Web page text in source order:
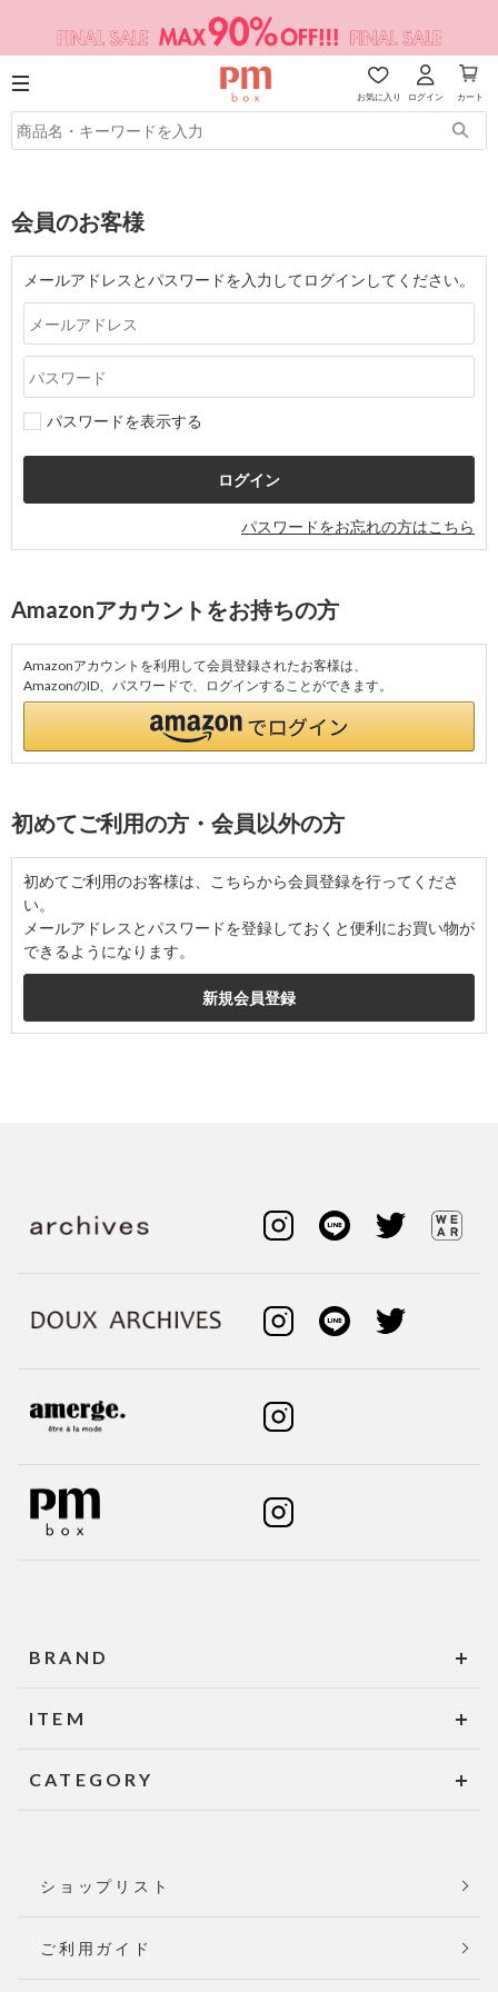
お気に入り ログイン カート
会員のお客様
メールアドレスとパスワードを入力してログインしてください。
パスワードを表示する
パスワードをお忘れの方はこちら
Amazonアカウントをお持ちの方
Amazonアカウントを利用して会員登録されたお客様は、
AmazonのID、パスワードで、ログインすることができます。
初めてご利用の方・会員以外の方
初めてご利用のお客様は、こちらから会員登録を行ってくださ
い。
メールアドレスとパスワードを登録しておくと便利にお買い物が
できるようになります。
BRAND
ITEM
CATEGORY
ショップリスト
ご利用ガイド